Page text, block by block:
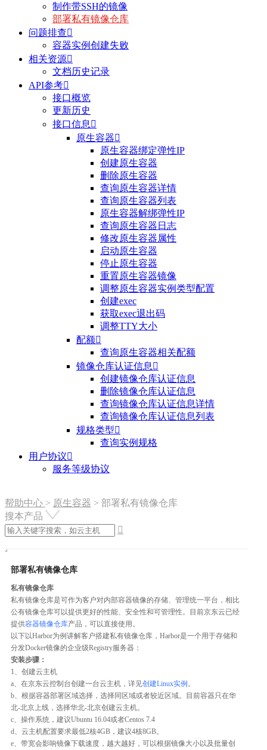
制作带SSH的镜像
部署私有镜像仓库
问题排查
容器实例创建失败
相关资源
文档历史记录
API参考
接口概览
更新历史
接口信息 
原生容器
原生容器绑定弹性IP
创建原生容器
删除原生容器
查询原生容器详情
查询原生容器列表
原生容器解绑弹性IP
查询原生容器日志
修改原生容器属性
启动原生容器
停止原生容器
重置原生容器镜像
调整原生容器实例类型配置
创建exec
获取exec退出码
调整TTY大小
配额
查询原生容器相关配额
镜像仓库认证信息 
创建镜像仓库认证信息
删除镜像仓库认证信息
查询镜像仓库认证信息详情
查询镜像仓库认证信息列表
规格类型
查询实例规格
用户协议
服务等级协议
帮助中心 > 原生容器 > 部署私有镜像仓库
搜本产品

部署私有镜像仓库
私有镜像仓库
私有镜像仓库是可作为客户对内部容器镜像的存储、管理统一平台，相比
公有镜像仓库可以提供更好的性能、安全性和可管理性。目前京东云已经
提供容器镜像仓库产品，可以直接使用。
以下以Harbor为例讲解客户搭建私有镜像仓库，Harbor是一个用于存储和
分发Docker镜像的企业级Registry服务器：
安装步骤：
1、创建云主机
a、在京东云控制台创建一台云主机，详见创建Linux实例 。
b、根据容器部署区域选择，选择同区域或者较近区域。目前容器只在华
北-北京上线，选择华北-北京创建云主机。
c、操作系统，建议Ubuntu 16.04或者Centos 7.4
d、云主机配置要求最低2核4GB，建议4核8GB。
e、带宽会影响镜像下载速度，越大越好，可以根据镜像大小以及批量创